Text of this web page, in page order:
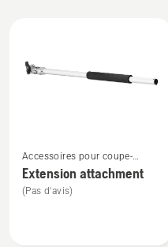
produits
plus
de
détails
Accessoires pour coupe-
bordures et débroussailleuses
Combi
Extension attachment
(Pas d'avis)